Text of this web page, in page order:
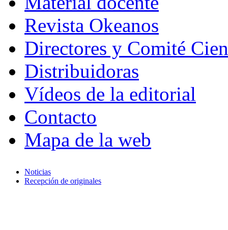
Revista Okeanos
Directores y Comité
Distribuidoras
Vídeos de la editorial
Contacto
Mapa de la web
Noticias
Recepción de originales